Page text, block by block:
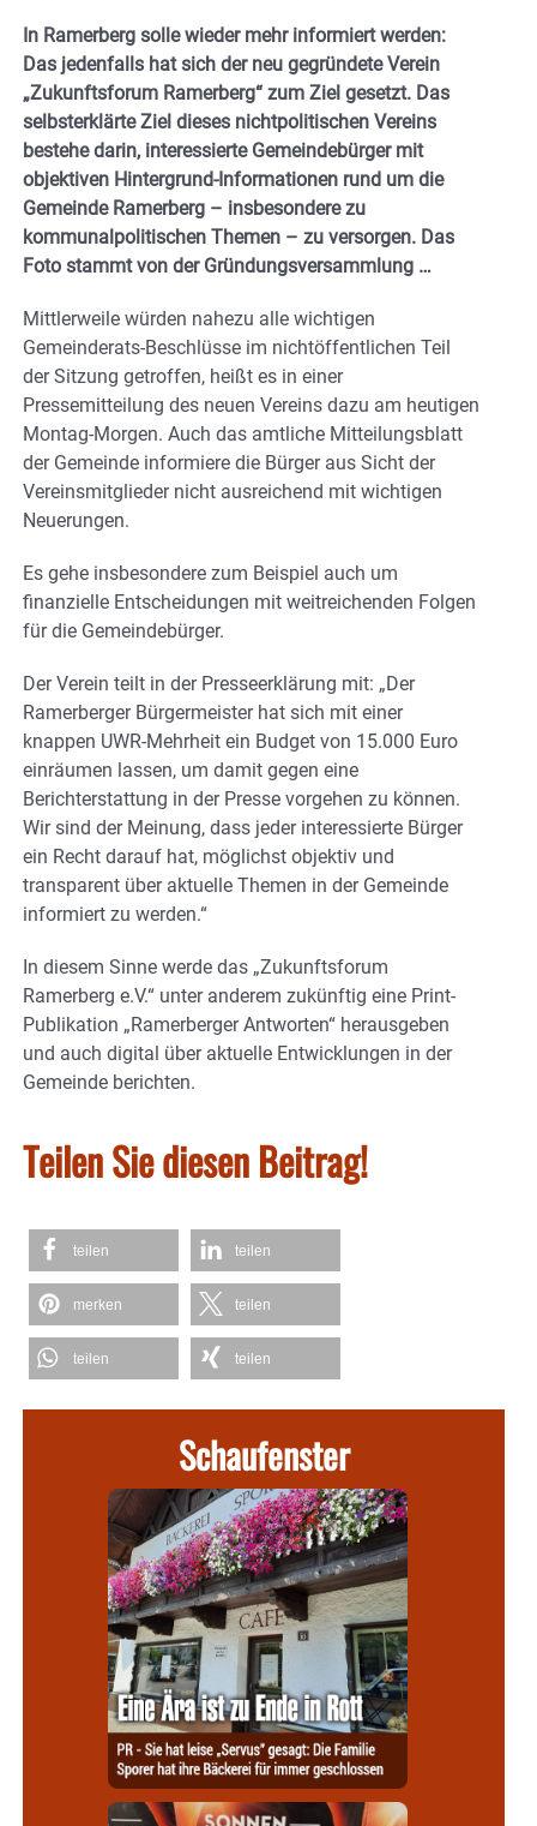
In Ramerberg solle wieder mehr informiert werden:
Das jedenfalls hat sich der neu gegründete Verein
„Zukunftsforum Ramerberg“ zum Ziel gesetzt. Das
selbsterklärte Ziel dieses nichtpolitischen Vereins
bestehe darin, interessierte Gemeindebürger mit
objektiven Hintergrund-Informationen rund um die
Gemeinde Ramerberg – insbesondere zu
kommunalpolitischen Themen – zu versorgen. Das
Foto stammt von der Gründungsversammlung …
Mittlerweile würden nahezu alle wichtigen
Gemeinderats-Beschlüsse im nichtöffentlichen Teil
der Sitzung getroffen, heißt es in einer
Pressemitteilung des neuen Vereins dazu am heutigen
Montag-Morgen. Auch das amtliche Mitteilungsblatt
der Gemeinde informiere die Bürger aus Sicht der
Vereinsmitglieder nicht ausreichend mit wichtigen
Neuerungen.
Es gehe insbesondere zum Beispiel auch um
finanzielle Entscheidungen mit weitreichenden Folgen
für die Gemeindebürger.
Der Verein teilt in der Presseerklärung mit: „Der
Ramerberger Bürgermeister hat sich mit einer
knappen UWR-Mehrheit ein Budget von 15.000 Euro
einräumen lassen, um damit gegen eine
Berichterstattung in der Presse vorgehen zu können.
Wir sind der Meinung, dass jeder interessierte Bürger
ein Recht darauf hat, möglichst objektiv und
transparent über aktuelle Themen in der Gemeinde
informiert zu werden.“
In diesem Sinne werde das „Zukunftsforum
Ramerberg e.V.“ unter anderem zukünftig eine Print-
Publikation „Ramerberger Antworten“ herausgeben
und auch digital über aktuelle Entwicklungen in der
Gemeinde berichten.
Teilen Sie diesen Beitrag!
teilen teilen
merken teilen
teilen teilen
Schaufenster